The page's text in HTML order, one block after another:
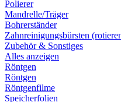
Polierer
Mandrelle/Träger
Bohrerständer
Zahnreinigungsbürsten
Zubehör & Sonstiges
Alles anzeigen
Röntgen
Röntgen
Röntgenfilme
Speicherfolien